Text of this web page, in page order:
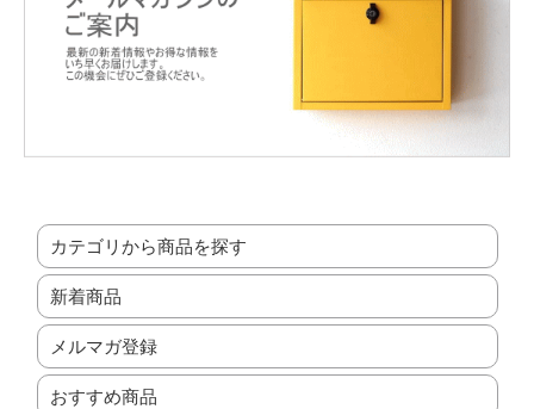
カテゴリから商品を探す
新着商品
メルマガ登録
おすすめ商品